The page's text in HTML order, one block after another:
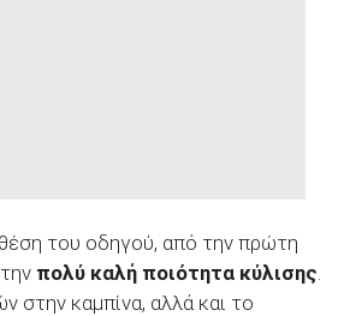
του οδηγού, από την πρώτη
πολύ καλή ποιότητα κύλισης.
στην καμπίνα, αλλά και το